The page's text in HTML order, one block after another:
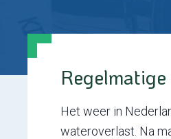
Het weer in
wateroverlast. Na